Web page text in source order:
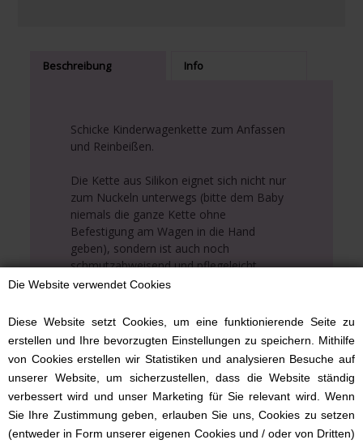
Die Website verwendet Cookies
Diese Website setzt Cookies, um eine funktionierende Seite zu
erstellen und Ihre bevorzugten Einstellungen zu speichern. Mithilfe
von Cookies erstellen wir Statistiken und analysieren Besuche auf
unserer Website, um sicherzustellen, dass die Website ständig
verbessert wird und unser Marketing für Sie relevant wird. Wenn
Sie Ihre Zustimmung geben, erlauben Sie uns, Cookies zu setzen
(entweder in Form unserer eigenen Cookies und / oder von Dritten)
Beschreibung Info
Schicke Kinderwagenkette zum Anfassen
und Reinbeißen.
Die Kette aus Silikon eignet sich nicht nur
zum Nuckeln unterwegs (bitte dem Baby
niemals die ganze Kette ohne
Befestigung am Wagen in die Hand
geben), sondern ist auch noch
schmutzabweisend und pflegeleicht.
Formen und der gedämpften Farbgebung
ist voll im Trend und passt zu jedem
Kinderwagen. Graue und hellblaue Perlen
im Wechsel sowie graue Sterne sorgen
für ein harmonisches Gesamtbild.
Befestigen Sie die Kette ganz einfach
anhand der beiden Ringe.